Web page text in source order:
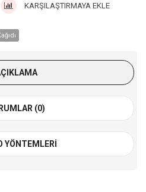
KARŞILAŞTIRMAYA EKLE
(0)
YÖNTEMLERI